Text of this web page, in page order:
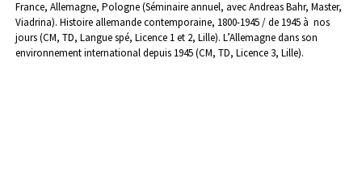
France, Allemagne, Pologne (Séminaire annuel, avec Andreas Bahr, Master,
Viadrina). Histoire allemande contemporaine, 1800-1945 / de 1945 à nos
jours (CM, TD, Langue spé, Licence 1 et 2, Lille). L’Allemagne dans son
environnement international depuis 1945 (CM, TD, Licence 3, Lille).